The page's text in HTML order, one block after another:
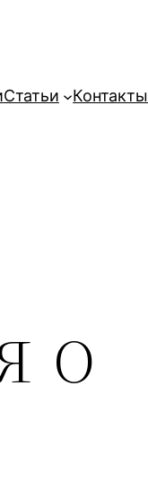
Статьи Контакты
о